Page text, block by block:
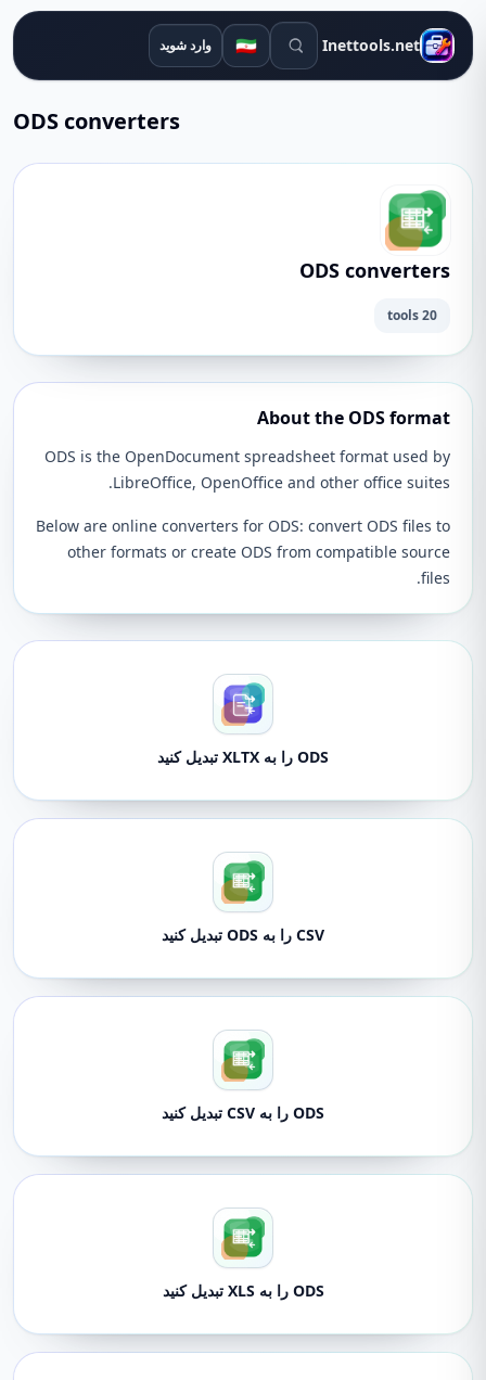
Inettools.net ابزارهای جستجو
🇮🇷 وارد شوید
ODS converters
ODS converters
20 tools
About the ODS format
ODS is the OpenDocument spreadsheet format used by
LibreOffice, OpenOffice and other office suites.
Below are online converters for ODS: convert ODS files to
other formats or create ODS from compatible source
files.
ODS را به XLTX تبدیل کنید
CSV را به ODS تبدیل کنید
ODS را به CSV تبدیل کنید
ODS را به XLS تبدیل کنید